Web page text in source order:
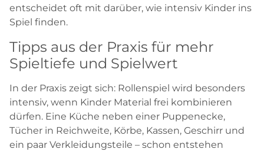
entscheidet oft mit darüber, wie intensiv Kinder ins
Spiel finden.
Tipps aus der Praxis für mehr
Spieltiefe und Spielwert
In der Praxis zeigt sich: Rollenspiel wird besonders
intensiv, wenn Kinder Material frei kombinieren
dürfen. Eine Küche neben einer Puppenecke,
Tücher in Reichweite, Körbe, Kassen, Geschirr und
ein paar Verkleidungsteile – schon entstehen